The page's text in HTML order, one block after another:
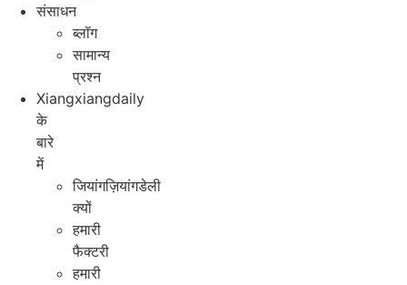
संसाधन
ब्लॉग
सामान्य
प्रश्न
Xiangxiangdaily
के
बारे
में
जियांगज़ियांगडेली
क्यों
हमारी
फैक्टरी
हमारी